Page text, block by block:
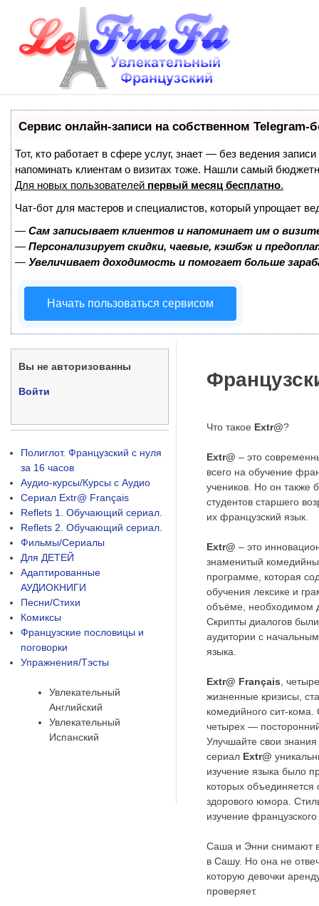
Сервис онлайн-записи на собственном Telegram-
Тот, кто работает в сфере услуг, знает — без ведения
напоминать клиентам о визитах тоже. Нашли самый
Для новых пользователей первый месяц бесплатно.
Чат-бот для мастеров и специалистов, который упрощает
— Сам записывает клиентов и напоминает им о
— Персонализирует скидки, чаевые, кэшбэк и
— Увеличивает доходимость и помогает больше
Начать пользоваться сервисом
Что такое Extr@?
Extr@ – это
всего на обучение
учеников. Но он также
студентов старшего
их французский язык.
Extr@ – это
знаменитый
программе, которая
обучения лексике и
объёме, необходимом
Скрипты диалогов
аудитории с
языка.
Extr@ Français ,
жизненные кризисы,
комедийного сит-кома.
четырех —
Улучшайте свои
сериал Extr@
изучение языка было
которых объединяется
здорового юмора.
изучение
Саша и Энни снимают
в Сашу. Но она не
которую девочки
проверяет.
Вы не авторизованны
Войти
Полиглот. Французский с нуля
за 16 часов
Аудио-курсы/Курсы с Аудио
Сериал Extr@ Français
Reflets 1. Обучающий сериал.
Reflets 2. Обучающий сериал.
Фильмы/Сериалы
Для ДЕТЕЙ
Адаптированные
АУДИОКНИГИ
Песни/Стихи
Комиксы
Французские пословицы и
поговорки
Упражнения/Тэсты
Увлекательный
Английский
Увлекательный
Испанский